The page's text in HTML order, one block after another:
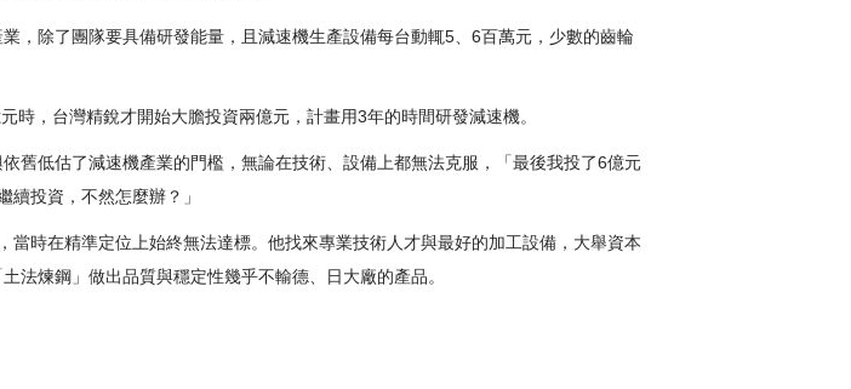
，除了團隊要具備研發能量，且減速機生產設備每台動輒5、6百萬元，少數的齒輪
，台灣精銳才開始大膽投資兩億元，計畫用3年的時間研發減速機。
舊低估了減速機產業的門檻，無論在技術、設備上都無法克服，「最後我投了6億元
投資，不然怎麼辦？」
時在精準定位上始終無法達標。他找來專業技術人才與最好的加工設備，大舉資本
法煉鋼」做出品質與穩定性幾乎不輸德、日大廠的產品。